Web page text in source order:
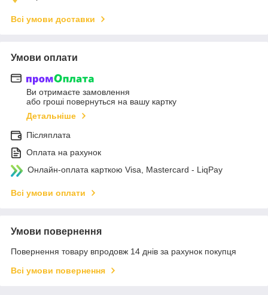
Всі умови доставки
Умови оплати
Ви отримаєте замовлення
або гроші повернуться на вашу картку
Детальніше
Післяплата
Оплата на рахунок
Онлайн-оплата карткою Visa, Mastercard - LiqPay
Всі умови оплати
Умови повернення
Повернення товару впродовж 14 днів за рахунок покупця
Всі умови повернення